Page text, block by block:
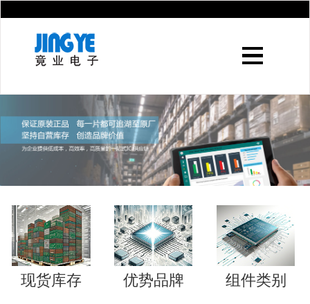
现货库存 优势品牌 组件类别